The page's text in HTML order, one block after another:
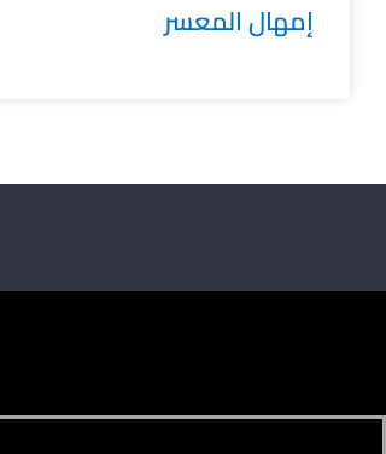
إمهال المعسر